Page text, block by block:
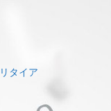
タイア